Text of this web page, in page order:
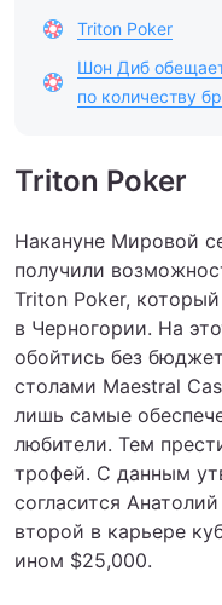
Triton Poker
Шон Диб
по количеству
Triton Poker
Накануне Мировой
получили
Triton Poker,
в Черногории. На
обойтись без
столами Maestral
лишь самые
любители. Тем
трофей. С данным
согласится
второй в карьере
ином $25,000.